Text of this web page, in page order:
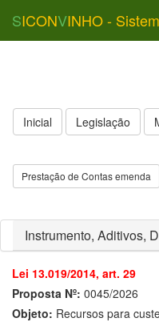
SICONVINHO -
Inicial Legislação
Prestação de Contas emenda
Instrumento, Aditivos,
Lei 13.019/2014, art. 29
Proposta Nº: 0045/2026
Objeto: Recursos para